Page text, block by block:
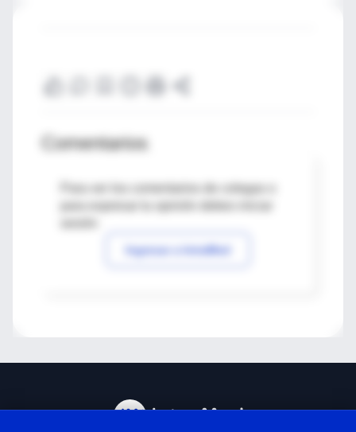
Comentarios
Para ver los comentarios de colegas o
Ingresar a IntraMed